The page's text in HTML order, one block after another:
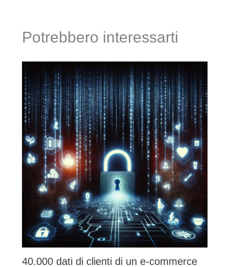
Potrebbero interessarti
40.000 dati di clienti di un e-commerce